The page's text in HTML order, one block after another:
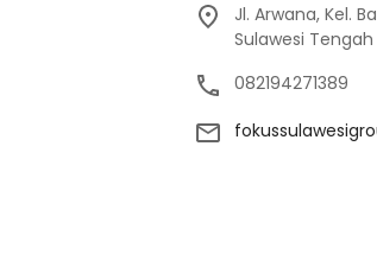
Jl. Arwana, Kel.
Sulawesi
082194271389